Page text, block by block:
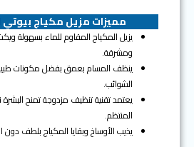
مميزات مزيل مكياج
يزيل المكياج المقاوم للماء بسهولة
ومشرقة.
ينظف المسام بعمق بفضل مكونات
الشوائب.
يعتمد تقنية تنظيف مزدوجة تمنح
المنتظم.
يذيب الأوساخ وبقايا المكياج بلطف دون